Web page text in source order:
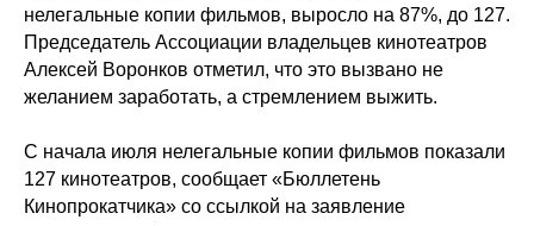
нелегальные копии фильмов, выросло на 87%, до 127.
Председатель Ассоциации владельцев кинотеатров
Алексей Воронков отметил, что это вызвано не
желанием заработать, а стремлением выжить.
С начала июля нелегальные копии фильмов показали
127 кинотеатров, сообщает «Бюллетень
Кинопрокатчика» со ссылкой на заявление